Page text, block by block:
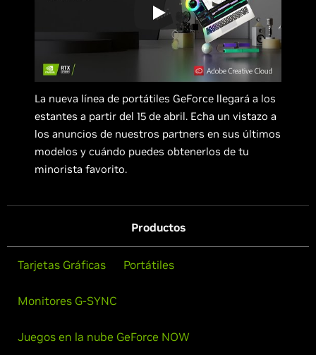
La nueva línea de portátiles GeForce llegará a los
estantes a partir del 15 de abril. Echa un vistazo a
los anuncios de nuestros partners en sus últimos
modelos y cuándo puedes obtenerlos de tu
minorista favorito.
Productos
Tarjetas Gráficas Portátiles
Monitores G-SYNC
Juegos en la nube GeForce NOW